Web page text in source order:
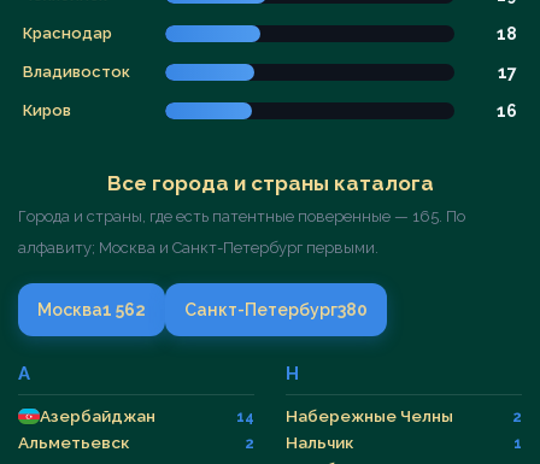
Краснодар 18
Владивосток 17
Киров 16
Все города и страны каталога
Города и страны, где есть патентные поверенные — 165. По
алфавиту; Москва и Санкт-Петербург первыми.
Москва1 562 Санкт-Петербург380
А
Азербайджан 14
Альметьевск 2
Н
Набережные Челны 2
Нальчик 1